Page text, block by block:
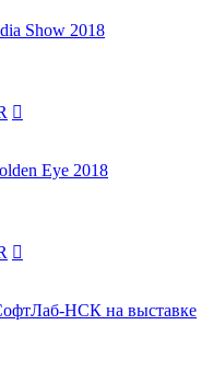
Show 2018
Eye 2018
НСК на выставке